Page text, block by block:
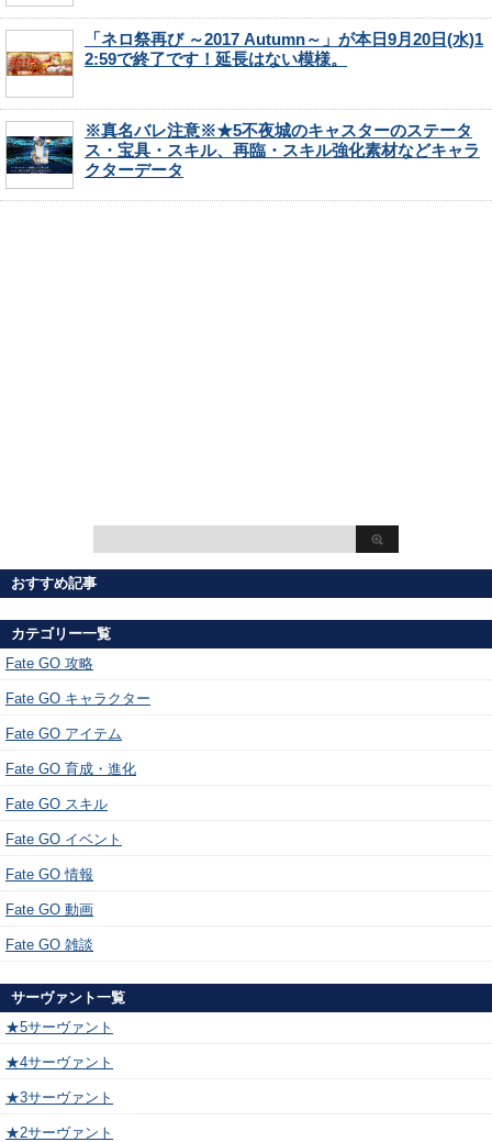
「ネロ祭再び ～2017 Autumn～」が本日9月20日(水)1
2:59で終了です！延長はない模様。
※真名バレ注意※★5不夜城のキャスターのステータ
ス・宝具・スキル、再臨・スキル強化素材などキャラ
クターデータ
おすすめ記事
カテゴリー一覧
Fate GO 攻略
Fate GO キャラクター
Fate GO アイテム
Fate GO 育成・進化
Fate GO スキル
Fate GO イベント
Fate GO 情報
Fate GO 動画
Fate GO 雑談
サーヴァント一覧
★5サーヴァント
★4サーヴァント
★3サーヴァント
★2サーヴァント